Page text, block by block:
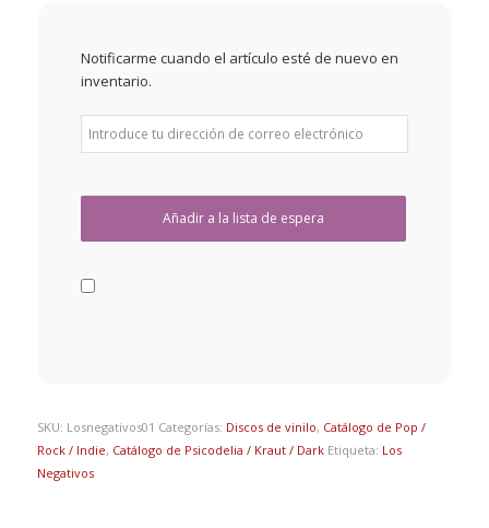
Notificarme cuando el artículo esté de nuevo en
inventario.
SKU: Losnegativos01 Categorías: Discos de vinilo, Catálogo de Pop /
Rock / Indie, Catálogo de Psicodelia / Kraut / Dark Etiqueta: Los
Negativos